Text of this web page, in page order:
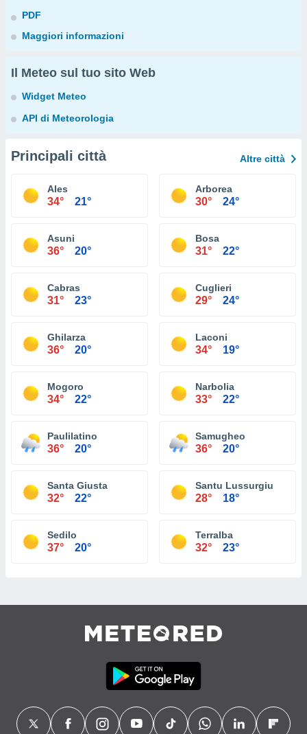
PDF
Maggiori informazioni
Il Meteo sul tuo sito Web
Widget Meteo
API di Meteorologia
Principali città Altre città
Ales
34° 21°
Arborea
30° 24°
Asuni
36° 20°
Bosa
31° 22°
Cabras
31° 23°
Cuglieri
29° 24°
Ghilarza
36° 20°
Laconi
34° 19°
Mogoro
34° 22°
Narbolia
33° 22°
Paulilatino
36° 20°
Samugheo
36° 20°
Santa Giusta
32° 22°
Santu Lussurgiu
28° 18°
Sedilo
37° 20°
Terralba
32° 23°